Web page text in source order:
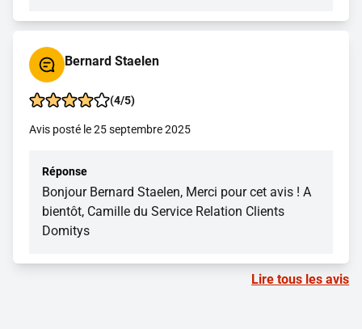
Bernard Staelen
(4/5)
Avis posté le 25 septembre 2025
Réponse
Bonjour Bernard Staelen, Merci pour cet avis ! A
bientôt, Camille du Service Relation Clients
Domitys
Lire tous les avis